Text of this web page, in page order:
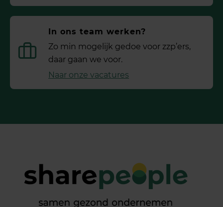
In ons team werken?
Zo min mogelijk gedoe voor ­zzp’ers,
daar gaan we voor.
Naar onze vacatures